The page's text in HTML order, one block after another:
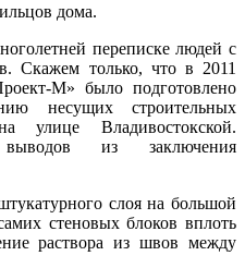
дома.
переписке людей с
Скажем только, что в 2011
М» было подготовлено
несущих строительных
улице Владивостокской.
из заключения
слоя на большой
стеновых блоков вплоть
раствора из швов между